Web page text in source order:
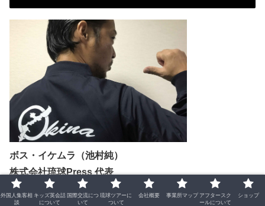
ボス・イケムラ（池村純）
株式会社琉球Press 代表
沖縄県内で、外国人向けのフリーペーパー Japan Update
外国人集客相
談
キッズ英会話
について
国際交流につ
いて
琉球ツアーに
ついて
会社概要 事業所マップ アフタースク
ールについて
ショップ